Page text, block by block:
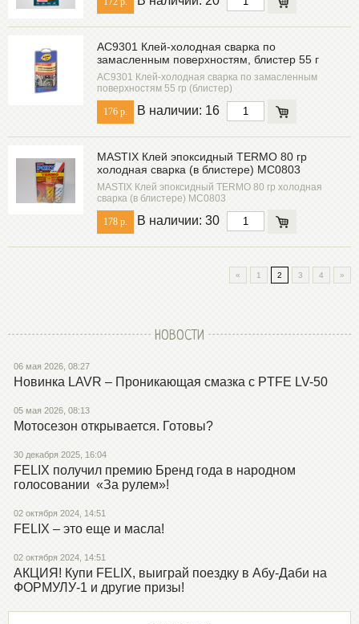
AC9301 Клей-холодная сварка по
замасленным поверхностям, блистер 55 г
AC9301 Клей-холодная сварка по замасленным
поверхностям 55 гр (блистер)
176 р. В наличии: 16
MASTIX Клей эпоксидный TERMO 80 гр
холодная сварка (в блистере) MC0803
MASTIX Клей эпоксидный TERMO 80 гр холодная
сварка (в блистере) MC0803
178 р. В наличии: 30
« 1 2 3 4 »
НОВОСТИ
06 мая 2026, 08:27
Новинка LAVR – Проникающая смазка с PTFE LV-50
05 мая 2026, 08:13
Мотосезон открывается. Готовы?
30 декабря 2025, 16:04
FELIX получил премию Бренд года в народном
голосовании «За рулем»!
02 октября 2024, 14:51
FELIX – это еще и масла!
02 октября 2024, 14:51
АКЦИЯ! Купи FELIX, выиграй поездку в Абу-Даби на
ФОРМУЛУ-1 и другие призы!